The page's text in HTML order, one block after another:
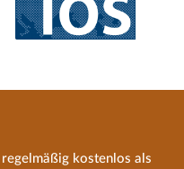
kostenlos als